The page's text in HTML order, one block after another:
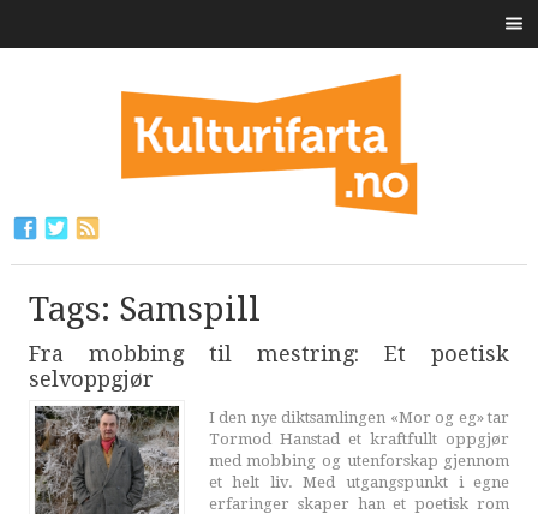
Tags: Samspill
Fra mobbing til mestring: Et poetisk
selvoppgjør
I den nye diktsamlingen «Mor og eg» tar
Tormod Hanstad et kraftfullt oppgjør
med mobbing og utenforskap gjennom
et helt liv. Med utgangspunkt i egne
erfaringer skaper han et poetisk rom